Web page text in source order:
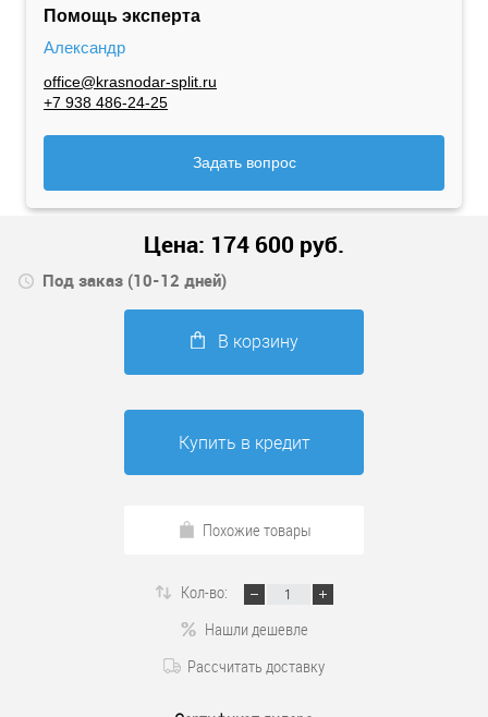
Помощь эксперта
Александр
office@krasnodar-split.ru
+7 938 486-24-25
Задать вопрос
Цена: 174 600 руб.
Под заказ (10-12 дней)
В корзину
Купить в кредит
Похожие товары
Кол-во:
Нашли дешевле
Рассчитать доставку